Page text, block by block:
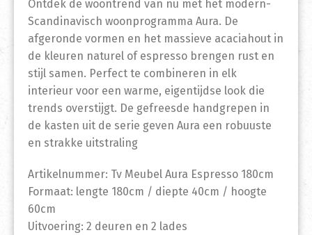
Ontdek de woontrend van nu met het modern-
Scandinavisch woonprogramma Aura. De
afgeronde vormen en het massieve acaciahout in
de kleuren naturel of espresso brengen rust en
stijl samen. Perfect te combineren in elk
interieur voor een warme, eigentijdse look die
trends overstijgt. De gefreesde handgrepen in
de kasten uit de serie geven Aura een robuuste
en strakke uitstraling
Artikelnummer: Tv Meubel Aura Espresso 180cm
Formaat: lengte 180cm / diepte 40cm / hoogte
60cm
Uitvoering: 2 deuren en 2 lades